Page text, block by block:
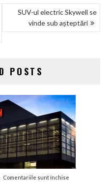
SUV-ul electric Skywell se
vinde sub așteptări
POSTS
Comentariile sunt închise